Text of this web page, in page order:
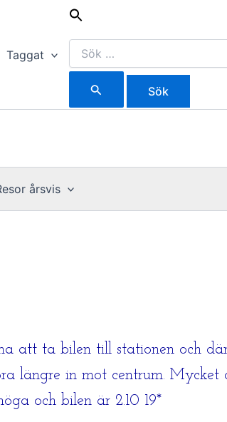
Taggat
Sök
efter:
årsvis
att ta bilen till stationen och
längre in mot centrum.
och bilen är 2.10 19*